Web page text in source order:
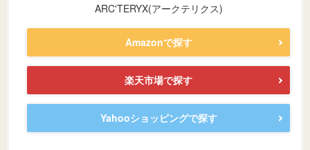
ARC'TERYX(アークテリクス)
Amazonで探す
楽天市場で探す
Yahooショッピングで探す